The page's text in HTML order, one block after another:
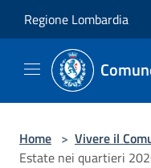
Regione Lombardia
Home > Vivere il
Estate nei quartieri